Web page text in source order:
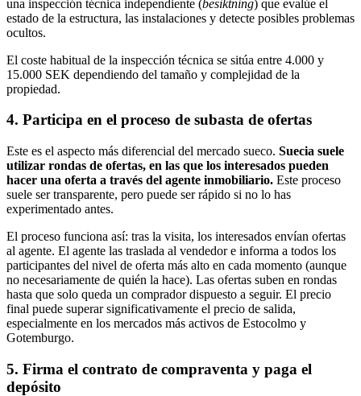
una inspección técnica independiente (besiktning) que evalúe el
estado de la estructura, las instalaciones y detecte posibles problemas
ocultos.
El coste habitual de la inspección técnica se sitúa entre 4.000 y
15.000 SEK dependiendo del tamaño y complejidad de la
propiedad.
4. Participa en el proceso de subasta de ofertas
Este es el aspecto más diferencial del mercado sueco. Suecia suele
utilizar rondas de ofertas, en las que los interesados pueden
hacer una oferta a través del agente inmobiliario. Este proceso
suele ser transparente, pero puede ser rápido si no lo has
experimentado antes.
El proceso funciona así: tras la visita, los interesados envían ofertas
al agente. El agente las traslada al vendedor e informa a todos los
participantes del nivel de oferta más alto en cada momento (aunque
no necesariamente de quién la hace). Las ofertas suben en rondas
hasta que solo queda un comprador dispuesto a seguir. El precio
final puede superar significativamente el precio de salida,
especialmente en los mercados más activos de Estocolmo y
Gotemburgo.
5. Firma el contrato de compraventa y paga el
depósito